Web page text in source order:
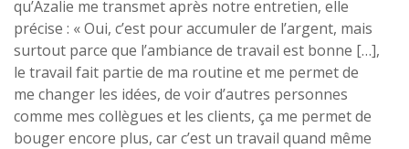
qu’Azalie me transmet après notre entretien, elle
précise : « Oui, c’est pour accumuler de l’argent, mais
surtout parce que l’ambiance de travail est bonne […],
le travail fait partie de ma routine et me permet de
me changer les idées, de voir d’autres personnes
comme mes collègues et les clients, ça me permet de
bouger encore plus, car c’est un travail quand même